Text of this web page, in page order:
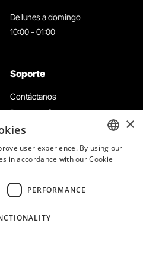
De lunes a domingo
10:00 - 01:00
Soporte
Contáctanos
Preguntas frecuentes
Términos y condiciones
Política de privacidad y cookies
Trabaja con nosotros
Libro de reclamaciones
ENGLISH
×
user experience. By using our
in accordance with our Cookie
PERFORMANCE